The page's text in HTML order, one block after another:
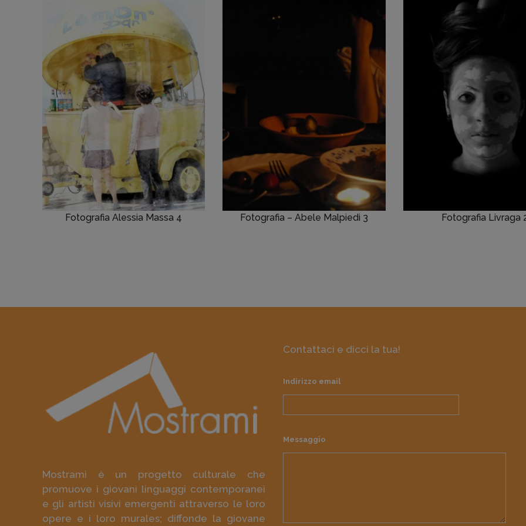
Fotografia Alessia Massa 4 Fotografia – Abele Malpiedi 3 Fotografia Livraga
Mostrami è un progetto culturale che
promuove i giovani linguaggi contemporanei
e gli artisti visivi emergenti attraverso le loro
opere e i loro murales; diffonde la giovane
Contattaci e dicci la tua!
Indirizzo email
Messaggio